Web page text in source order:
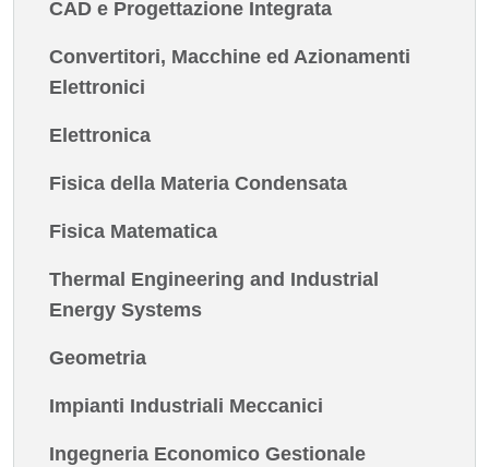
CAD e Progettazione Integrata
Convertitori, Macchine ed Azionamenti
Elettronici
Elettronica
Fisica della Materia Condensata
Fisica Matematica
Thermal Engineering and Industrial
Energy Systems
Geometria
Impianti Industriali Meccanici
Ingegneria Economico Gestionale